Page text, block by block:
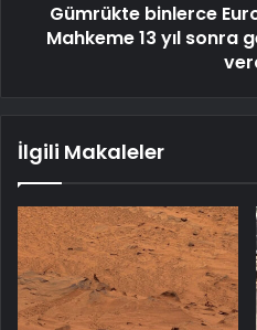
Gümrükte binlerce
Mahkeme 13 yıl sonra
İlgili Makaleler